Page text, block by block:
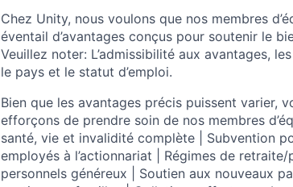
Chez Unity, nous voulons que nos membres
éventail d’avantages conçus pour soutenir le
Veuillez noter: L’admissibilité aux avantages,
le pays et le statut d’emploi.
Bien que les avantages précis puissent varier,
efforçons de prendre soin de nos membres
santé, vie et invalidité complète | Subvention
employés à l’actionnariat | Régimes de
personnels généreux | Soutien aux nouveaux